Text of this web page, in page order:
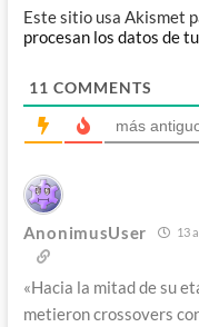
Este sitio usa Akismet
procesan los datos de
11 COMMENTS
más
AnonimusUser 13
«Hacia la mitad de su
metieron crossovers